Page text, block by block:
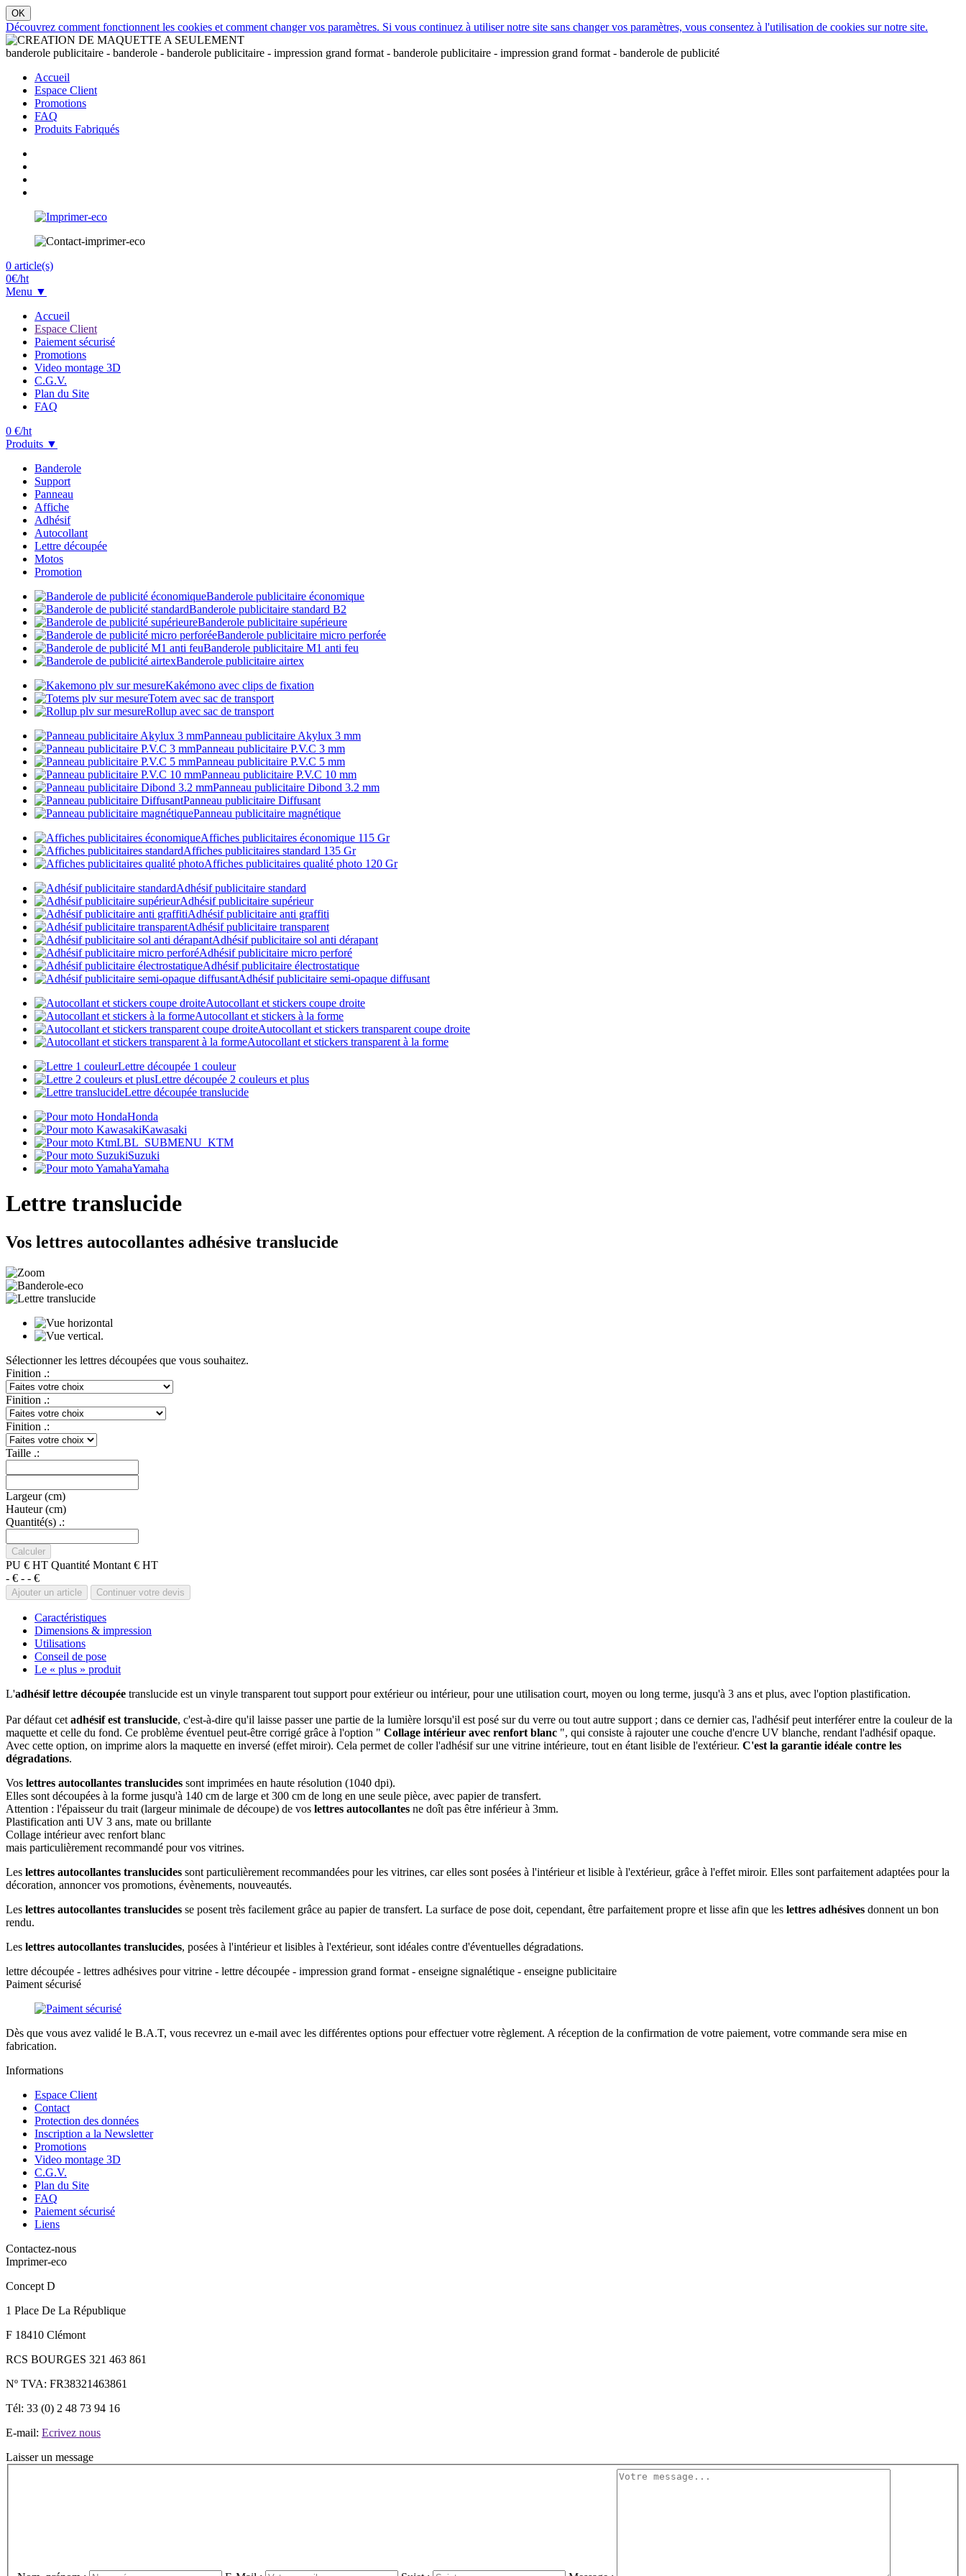
Découvrez comment fonctionnent les cookies et comment changer vos paramètres. Si vous continuez à utiliser notre site sans changer vos paramètres, vous consentez à l'utilisation de cookies sur notre site.
banderole publicitaire - banderole - banderole publicitaire - impression grand format - banderole publicitaire - impression grand format - banderole de publicité
Accueil
Espace Client
Promotions
FAQ
Produits Fabriqués
0 article(s)
0€/ht
Menu ▼
Accueil
Espace Client
Paiement sécurisé
Promotions
Video montage 3D
C.G.V.
Plan du Site
FAQ
0 €/ht
Produits ▼
Banderole
Support
Panneau
Affiche
Adhésif
Autocollant
Lettre découpée
Motos
Promotion
Banderole publicitaire économique
Banderole publicitaire standard B2
Banderole publicitaire supérieure
Banderole publicitaire micro perforée
Banderole publicitaire M1 anti feu
Banderole publicitaire airtex
Kakémono avec clips de fixation
Totem avec sac de transport
Rollup avec sac de transport
Panneau publicitaire Akylux 3 mm
Panneau publicitaire P.V.C 3 mm
Panneau publicitaire P.V.C 5 mm
Panneau publicitaire P.V.C 10 mm
Panneau publicitaire Dibond 3.2 mm
Panneau publicitaire Diffusant
Panneau publicitaire magnétique
Affiches publicitaires économique 115 Gr
Affiches publicitaires standard 135 Gr
Affiches publicitaires qualité photo 120 Gr
Adhésif publicitaire standard
Adhésif publicitaire supérieur
Adhésif publicitaire anti graffiti
Adhésif publicitaire transparent
Adhésif publicitaire sol anti dérapant
Adhésif publicitaire micro perforé
Adhésif publicitaire électrostatique
Adhésif publicitaire semi-opaque diffusant
Autocollant et stickers coupe droite
Autocollant et stickers à la forme
Autocollant et stickers transparent coupe droite
Autocollant et stickers transparent à la forme
Lettre découpée 1 couleur
Lettre découpée 2 couleurs et plus
Lettre découpée translucide
Honda
Kawasaki
LBL_SUBMENU_KTM
Suzuki
Yamaha
Lettre translucide
Vos lettres autocollantes adhésive translucide
Sélectionner les lettres découpées que vous souhaitez.
Finition .:
Finition .:
Finition .:
Taille .:
Largeur (cm)
Hauteur (cm)
Quantité(s) .:
PU € HT Quantité Montant € HT
- € - - €
Caractéristiques
Dimensions & impression
Utilisations
Conseil de pose
Le « plus » produit
L'adhésif lettre découpée translucide est un vinyle transparent tout support pour extérieur ou intérieur, pour une utilisation court, moyen ou long terme, jusqu'à 3 ans et plus, avec l'option plastification.
Par défaut cet adhésif est translucide, c'est-à-dire qu'il laisse passer une partie de la lumière lorsqu'il est posé sur du verre ou tout autre support ; dans ce dernier cas, l'adhésif peut interférer entre la couleur de la
maquette et celle du fond. Ce problème éventuel peut-être corrigé grâce à l'option " Collage intérieur avec renfort blanc ", qui consiste à rajouter une couche d'encre UV blanche, rendant l'adhésif opaque.
Avec cette option, on imprime alors la maquette en inversé (effet miroir). Cela permet de coller l'adhésif sur une vitrine intérieure, tout en étant lisible de l'extérieur. C'est la garantie idéale contre les
dégradations.
Vos lettres autocollantes translucides sont imprimées en haute résolution (1040 dpi).
Elles sont découpées à la forme jusqu'à 140 cm de large et 300 cm de long en une seule pièce, avec papier de transfert.
Attention : l'épaisseur du trait (largeur minimale de découpe) de vos lettres autocollantes ne doît pas être inférieur à 3mm.
Plastification anti UV 3 ans, mate ou brillante
Collage intérieur avec renfort blanc
mais particulièrement recommandé pour vos vitrines.
Les lettres autocollantes translucides sont particulièrement recommandées pour les vitrines, car elles sont posées à l'intérieur et lisible à l'extérieur, grâce à l'effet miroir. Elles sont parfaitement adaptées pour la
décoration, annoncer vos promotions, évènements, nouveautés.
Les lettres autocollantes translucides se posent très facilement grâce au papier de transfert. La surface de pose doit, cependant, être parfaitement propre et lisse afin que les lettres adhésives donnent un bon
rendu.
Les lettres autocollantes translucides, posées à l'intérieur et lisibles à l'extérieur, sont idéales contre d'éventuelles dégradations.
lettre découpée - lettres adhésives pour vitrine - lettre découpée - impression grand format - enseigne signalétique - enseigne publicitaire
Paiment sécurisé
Dès que vous avez validé le B.A.T, vous recevrez un e-mail avec les différentes options pour effectuer votre règlement. A réception de la confirmation de votre paiement, votre commande sera mise en
fabrication.
Informations
Espace Client
Contact
Protection des données
Inscription a la Newsletter
Promotions
Video montage 3D
C.G.V.
Plan du Site
FAQ
Paiement sécurisé
Liens
Contactez-nous
Imprimer-eco
Concept D
1 Place De La République
F 18410 Clémont
RCS BOURGES 321 463 861
Nº TVA: FR38321463861
Tél: 33 (0) 2 48 73 94 16
E-mail: Ecrivez nous
Laisser un message